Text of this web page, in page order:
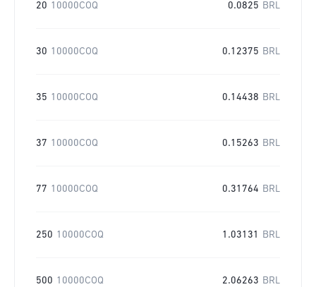
20 10000COQ 0.0825 BRL
30 10000COQ 0.12375 BRL
35 10000COQ 0.14438 BRL
37 10000COQ 0.15263 BRL
77 10000COQ 0.31764 BRL
250 10000COQ 1.03131 BRL
500 10000COQ 2.06263 BRL